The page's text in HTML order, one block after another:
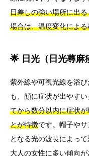
日差しの強い場所に出
場合は、温度変化によ
🌟 日光（日光蕁麻
紫外線や可視光線を浴び
も、顔に症状が出やすい
てから数分以内に症状
とが特徴です。帽子や
となる光の波長によっ
大人の女性に多い傾向が